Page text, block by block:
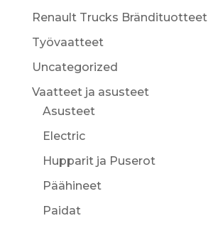
Renault Trucks Brändituotteet
Työvaatteet
Uncategorized
Vaatteet ja asusteet
Asusteet
Electric
Hupparit ja Puserot
Päähineet
Paidat